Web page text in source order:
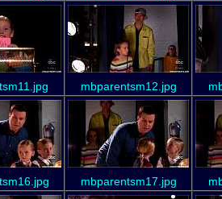
mbparentsm12.jpg
mbparentsm17.jpg